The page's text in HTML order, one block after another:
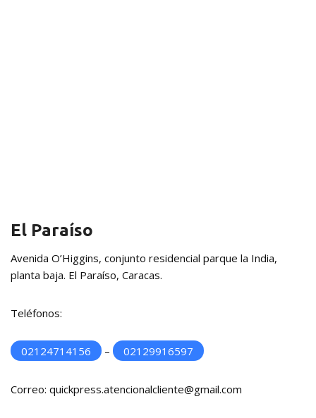
El Paraíso
Avenida O’Higgins, conjunto residencial parque la India,
planta baja. El Paraíso, Caracas.
Teléfonos:
02124714156 – 02129916597
Correo: quickpress.atencionalcliente@gmail.com